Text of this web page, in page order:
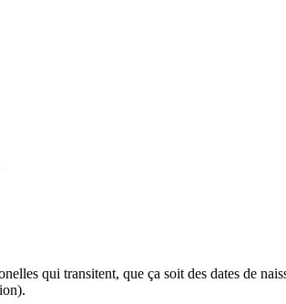
qui transitent, que ça soit des dates de